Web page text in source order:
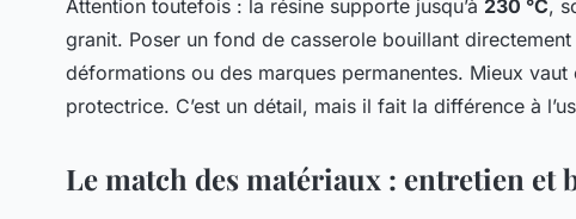
Attention toutefois : la résine supporte jusqu’à 230 °C,
granit. Poser un fond de casserole bouillant
déformations ou des marques permanentes. Mieux
protectrice. C’est un détail, mais il fait la différence à
Le match des matériaux : entretien et